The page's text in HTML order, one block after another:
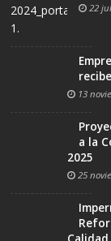
22
13
a la
2025
25